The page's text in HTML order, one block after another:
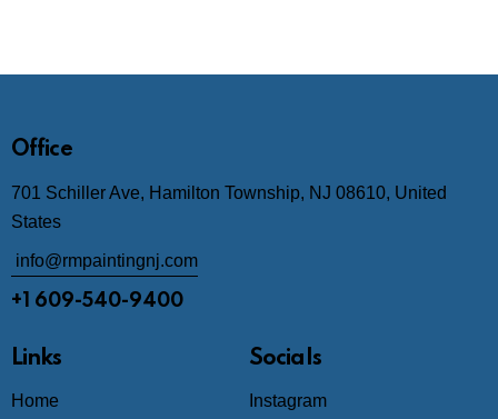
Office
701 Schiller Ave, Hamilton Township, NJ 08610, United
States
info@rmpaintingnj.com
+1 609-540-9400
Links
Home
Socials
Instagram